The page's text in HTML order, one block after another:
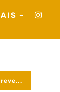
-